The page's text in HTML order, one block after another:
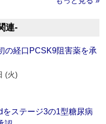
連‐
の経口PCSK9阻害薬を承
(火)
ステージ3の1型糖尿病